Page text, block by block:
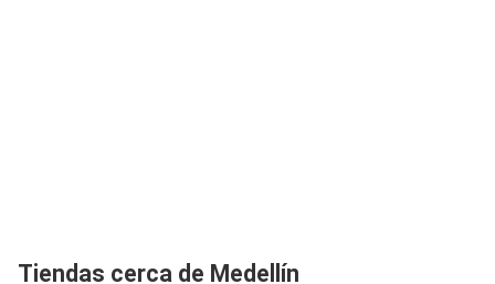
Tiendas cerca de Medellín